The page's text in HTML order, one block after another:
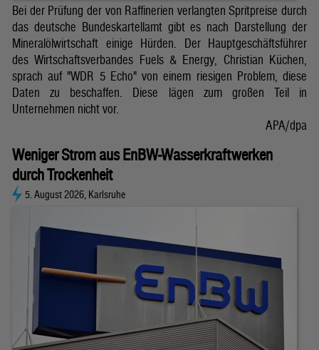
Bei der Prüfung der von Raffinerien verlangten Spritpreise durch
das deutsche Bundeskartellamt gibt es nach Darstellung der
Mineralölwirtschaft einige Hürden. Der Hauptgeschäftsführer
des Wirtschaftsverbandes Fuels & Energy, Christian Küchen,
sprach auf "WDR 5 Echo" von einem riesigen Problem, diese
Daten zu beschaffen. Diese lägen zum großen Teil in
Unternehmen nicht vor.
APA/dpa
Weniger Strom aus EnBW-Wasserkraftwerken
durch Trockenheit
5. August 2026, Karlsruhe